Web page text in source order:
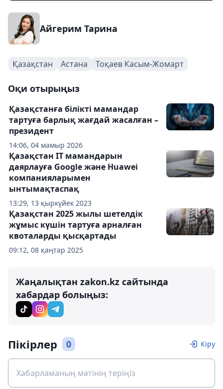
Айгерим Тарина
Қазақстан Астана Тоқаев Касым-Жомарт
Оқи отырыңыз
14:06, 04 мамыр 2026
Қазақстанға білікті мамандар
тартуға барлық жағдай жасалған –
президент
13:29, 13 қыркүйек 2023
Қазақстан IT мамандарын
даярлауға Google және Huawei
компанияларымен
ынтымақтаспақ
09:12, 08 қаңтар 2025
Қазақстан 2025 жылы шетелдік
жұмыс күшін тартуға арналған
квоталарды қысқартады
Жаңалықтан zakon.kz сайтында
хабардар болыңыз:
Пікірлер 0 Кіру